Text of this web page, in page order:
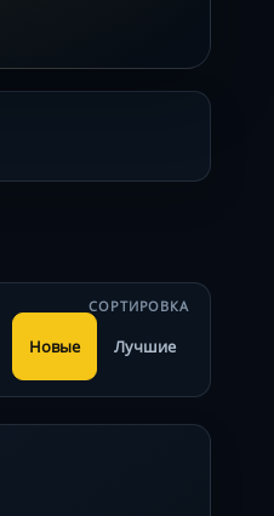
СОРТИРОВКА
Новые Лучшие